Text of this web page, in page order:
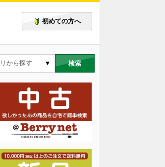
初めての方へ
検索